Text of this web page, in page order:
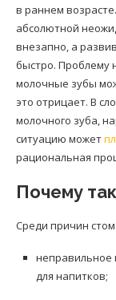
в раннем
абсолютной
внезапно, а
быстро. Проблему
молочные зубы
это отрицает. В
молочного зуба,
ситуацию может
рациональная
Почему
Среди причин
неправильное
для напитков;